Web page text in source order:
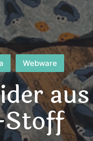
Webware
aus